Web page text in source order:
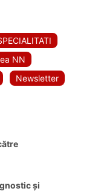
NN
Newsletter
și